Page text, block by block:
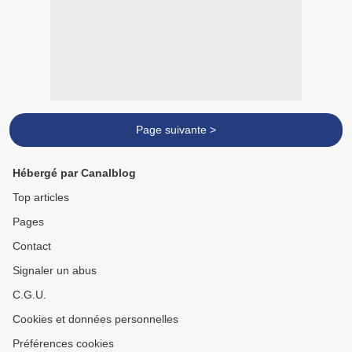
Page suivante >
Hébergé par Canalblog
Top articles
Pages
Contact
Signaler un abus
C.G.U.
Cookies et données personnelles
Préférences cookies